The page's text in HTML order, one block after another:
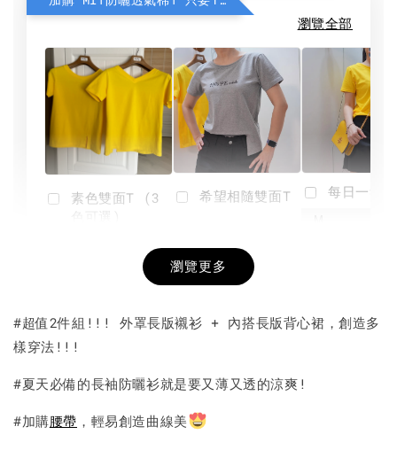
瀏覽全部
素色雙面T (3
+
希望相隨雙面T
NT$ 190
-
每日一笑
瀏覽更多
#超值2件組!!! 外罩長版襯衫 + 內搭長版背心裙，創造多
樣穿法!!!
#夏天必備的長袖防曬衫就是要又薄又透的涼爽!
#加購腰帶 ，輕易創造曲線美